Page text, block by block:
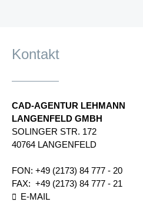
Kontakt
CAD-AGENTUR LEHMANN
LANGENFELD GMBH
SOLINGER STR.​ 172​
40764 LANGENFELD
FON: +49 (2173) 84 777 - 20
FAX: +49 (2173) 84 777 - 21
E-MAIL